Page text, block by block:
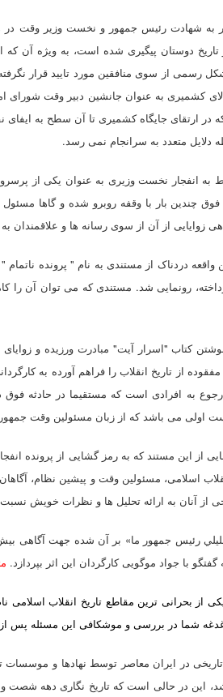
شهادت رئیس جمهور و نخست وزیر وقت در
دوستان پیگیری شده است، به ویژه آن
رسمی از سوی منافقین مورد تایید قرار
کشمیری به عنوان جانشین دبیر وقت
در ارتقای جایگاه کشمیری تا آن سطح به
متعدد به سرانجام نمی رسد.
به انفجار نخست وزیری به عنوان یکی از
چندین بار با وقفه روبرو شده و گاها
زوایایی از آن از سوی رسانه ها و علاقمندان
دردناک از مستندی به نام " پرونده
رونمایی شد. مستندی که می توان آن را
کتاب "اسرار آیت" مبادرت ورزیده و
از تاریخ انقلاب را فراهم آورده به
به افرادی است که مستقیما در حادثه فوق
اولی می باشد که از زبان مسئولین وقت
از این مستند که به رمز گشایی از پرونده
اسلامی، مسئولین وقت و پیشین نظام،
از آنان به ارائه تحلیل ها و نظرات خویش نسبت
رئيس جمهور ما» بر آن شده جهت آگاهی
با جواد موگویی کارگردان این اثر بپردازد.
به عنوان یکی از بحرانی ترین مقاطع تاریخ
بررسی و موشکافی این مسئله پس از 35 سال چه می تواند باشد؟
در ایران معاصر توسط نهادها و
این در حالی است که تاریخ نگاری دهه شصت